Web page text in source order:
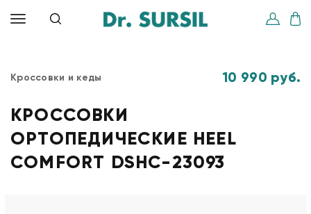
Кроссовки и кеды 10 990 руб.
КРОССОВКИ
ОРТОПЕДИЧЕСКИЕ HEEL
COMFORT DSHC-23093